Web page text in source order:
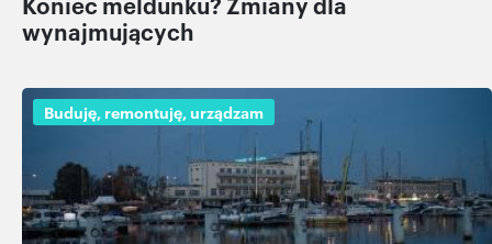
wynajmujących
Buduję, remontuję, urządzam